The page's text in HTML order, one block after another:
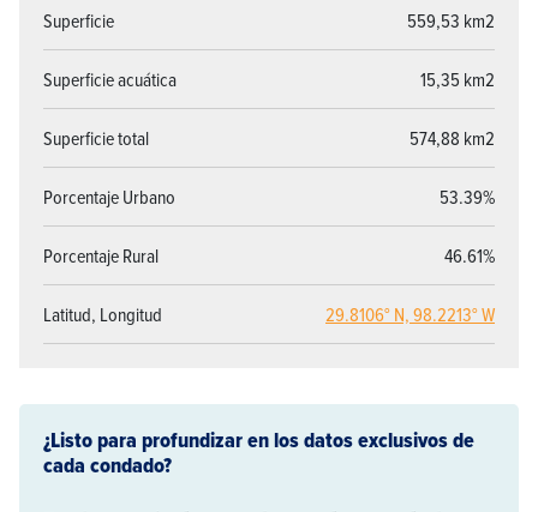
Superficie 559,53 km2
Superficie acuática 15,35 km2
Superficie total 574,88 km2
Porcentaje Urbano 53.39%
Porcentaje Rural 46.61%
Latitud, Longitud 29.8106° N, 98.2213° W
¿Listo para profundizar en los datos exclusivos de
cada condado?